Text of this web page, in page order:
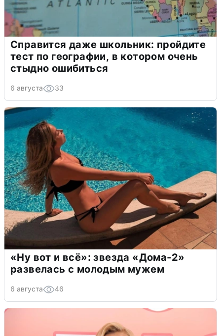
Справится даже школьник: пройдите
тест по географии, в котором очень
стыдно ошибиться
6 августа 33
«Ну вот и всё»: звезда «Дома-2»
развелась с молодым мужем
6 августа 46